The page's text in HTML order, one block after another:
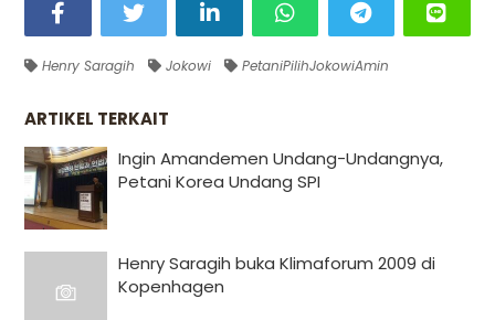
Henry Saragih Jokowi PetaniPilihJokowiAmin
ARTIKEL TERKAIT
Ingin Amandemen Undang-Undangnya,
Petani Korea Undang SPI
Henry Saragih buka Klimaforum 2009 di
Kopenhagen